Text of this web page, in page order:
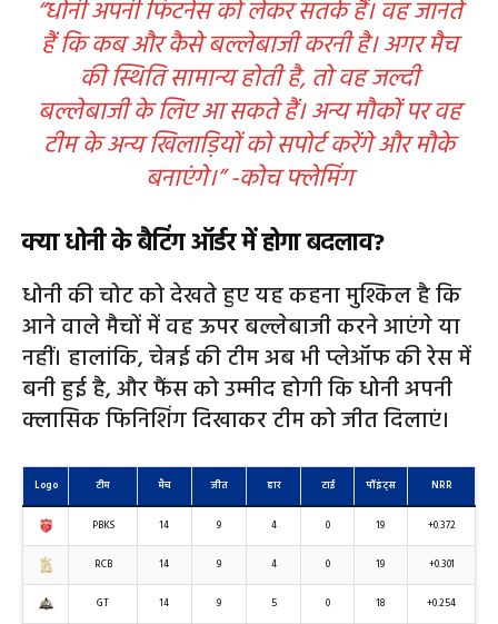
“धोनी अपनी फिटनेस को लेकर सतर्क हैं। वह जानते
हैं कि कब और कैसे बल्लेबाजी करनी है। अगर मैच
की स्थिति सामान्य होती है, तो वह जल्दी
बल्लेबाजी के लिए आ सकते हैं। अन्य मौकों पर वह
टीम के अन्य खिलाड़ियों को सपोर्ट करेंगे और मौके
बनाएंगे।” -कोच फ्लेमिंग
क्या धोनी के बैटिंग ऑर्डर में होगा बदलाव?
धोनी की चोट को देखते हुए यह कहना मुश्किल है कि
आने वाले मैचों में वह ऊपर बल्लेबाजी करने आएंगे या
नहीं। हालांकि, चेन्नई की टीम अब भी प्लेऑफ की रेस में
बनी हुई है, और फैंस को उम्मीद होगी कि धोनी अपनी
क्लासिक फिनिशिंग दिखाकर टीम को जीत दिलाएं।
Logo टीम मैच जीत हार टाई पॉइंट्स NRR
PBKS 14 9 4 0 19 +0.372
RCB 14 9 4 0 19 +0.301
GT 14 9 5 0 18 +0.254